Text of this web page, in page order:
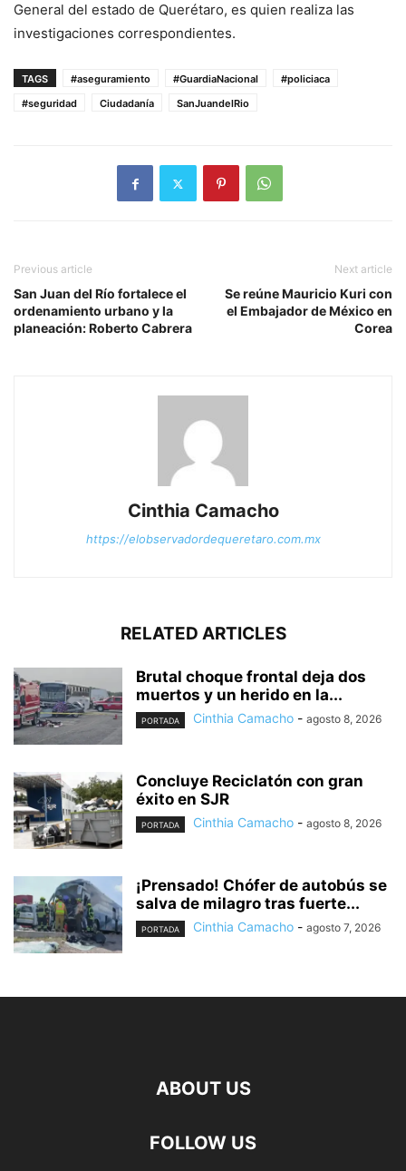
General del estado de Querétaro, es quien realiza las
investigaciones correspondientes.
TAGS #aseguramiento #GuardiaNacional
#policiaca
#seguridad
Ciudadanía SanJuandelRio
Previous article
San Juan del Río fortalece el
ordenamiento urbano y la
planeación: Roberto Cabrera
Next article
Se reúne Mauricio Kuri con
el Embajador de México en
Corea
Cinthia Camacho
https://elobservadordequeretaro.com.mx
RELATED ARTICLES
Brutal choque frontal deja dos
muertos y un herido en la...
PORTADA Cinthia Camacho - agosto 8, 2026
Concluye Reciclatón con gran
éxito en SJR
PORTADA Cinthia Camacho - agosto 8, 2026
¡Prensado! Chófer de autobús se
salva de milagro tras fuerte...
PORTADA Cinthia Camacho - agosto 7, 2026
ABOUT US
FOLLOW US